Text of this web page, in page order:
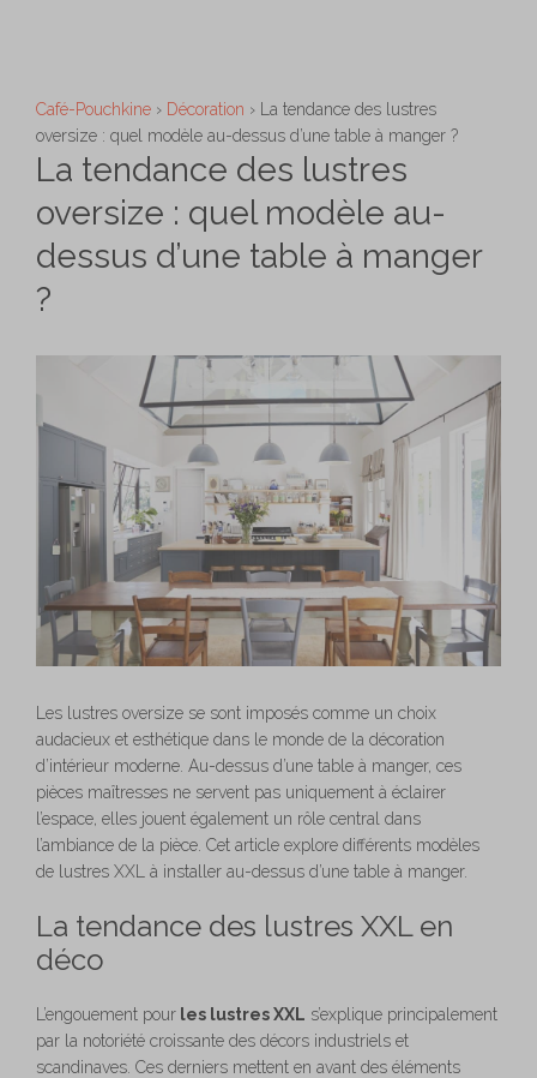
Café-Pouchkine › Décoration ›
La tendance des lustres
oversize : quel modèle au-dessus d’une table à manger ?
La tendance des lustres
oversize : quel modèle au-
dessus d’une table à manger
?
Les lustres oversize se sont imposés comme un choix
audacieux et esthétique dans le monde de la décoration
d’intérieur moderne. Au-dessus d’une table à manger, ces
pièces maîtresses ne servent pas uniquement à éclairer
l’espace, elles jouent également un rôle central dans
l’ambiance de la pièce. Cet article explore différents modèles
de lustres XXL à installer au-dessus d’une table à manger.
La tendance des lustres XXL en
déco
L’engouement pour les lustres XXL s’explique principalement
par la notoriété croissante des décors industriels et
scandinaves. Ces derniers mettent en avant des éléments